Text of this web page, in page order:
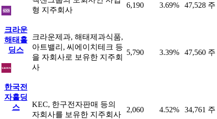
형 지주회사
6,190 3.69% 47,528 주
크라운
해태홀
딩스
크라운제과, 해태제과식품,
아트밸리, 씨에이치테크 등
을 자회사로 보유한 지주회
사
5,790 3.39% 47,560 주
한국전
자홀딩
스
KEC, 한구전자판매 등의
자회사를 보유한 지주회사
2,060 4.52% 34,761 주